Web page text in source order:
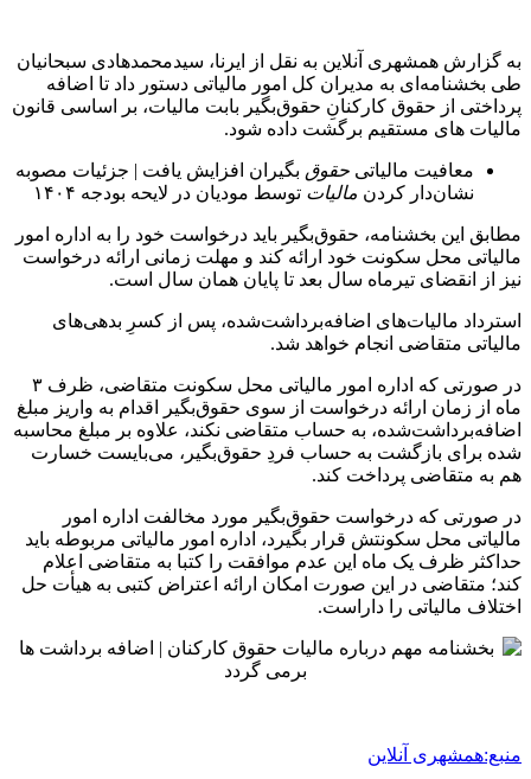
به گزارش همشهری آنلاین به نقل از ایرنا، سیدمحمدهادی سبحانیان
طی بخشنامه‌ای به مدیران کل امور مالیاتی دستور داد تا اضافه
پرداختی از حقوق کارکنانِ حقوق‌بگیر بابت مالیات، بر اساسی قانون
مالیات های مستقیم برگشت داده شود.
معافیت مالیاتی حقوق بگیران افزایش یافت | جزئیات مصوبه
نشان‌دار کردن مالیات توسط مودیان در لایحه بودجه ۱۴۰۴
مطابق این بخشنامه، حقوق‌بگیر باید درخواست خود را به اداره امور
مالیاتی محل سکونت خود ارائه کند و مهلت زمانی ارائه درخواست
نیز از انقضای تیرماه سال بعد تا پایان همان سال است.
استرداد مالیات‌های اضافه‌برداشت‌شده، پس از کسرِ بدهی‌های
مالیاتی متقاضی انجام خواهد شد.
در صورتی که اداره امور مالیاتی محل سکونت متقاضی، ظرف ۳
ماه از زمان ارائه درخواست از سوی حقوق‌بگیر اقدام به واریز مبلغ
اضافه‌برداشت‌شده، به حساب متقاضی نکند، علاوه بر مبلغ محاسبه
شده برای بازگشت به حساب فردِ حقوق‌بگیر، می‌بایست خسارت
هم به متقاضی پرداخت کند.
در صورتی که درخواست حقوق‌بگیر مورد مخالفت اداره امور
مالیاتی محل سکونتش قرار بگیرد، اداره امور مالیاتی مربوطه باید
حداکثر ظرف یک ماه این عدم موافقت را کتبا به متقاضی اعلام
کند؛ متقاضی در این صورت امکان ارائه اعتراض کتبی به هیأت حل
اختلاف مالیاتی را داراست.
منبع:همشهری آنلاین